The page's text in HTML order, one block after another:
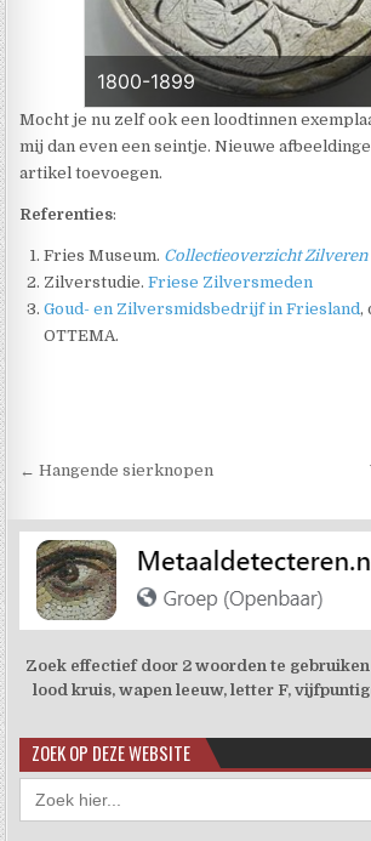
1800-1899
Mocht je nu zelf ook een loodtinnen
mij dan even een seintje. Nieuwe
artikel toevoegen.
Referenties:
Fries Museum. Collectieoverzicht
Zilverstudie.Friese Zilversmeden
Goud- en Zilversmidsbedrijf in Friesland ,
OTTEMA.
Berichtnavigatie
← Hangende sierknopen
Zoek effectief door 2 woorden te
lood kruis, wapen leeuw, letter F,
ZOEK OP DEZE WEBSITE
Zoek
naar: